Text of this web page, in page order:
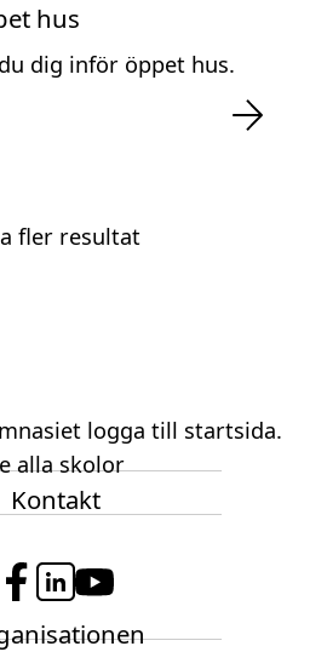
hus
dig inför öppet hus.
fler resultat
alla skolor
Kontakt
a
i
o